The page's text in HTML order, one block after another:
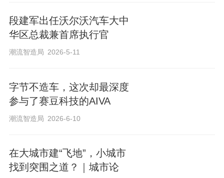
段建军出任沃尔沃汽车大中
华区总裁兼首席执行官
潮流智造局 2026-5-11
字节不造车，这次却最深度
参与了赛豆科技的AIVA
潮流智造局 2026-6-10
在大城市建“飞地”，小城市
找到突围之道？｜城市论